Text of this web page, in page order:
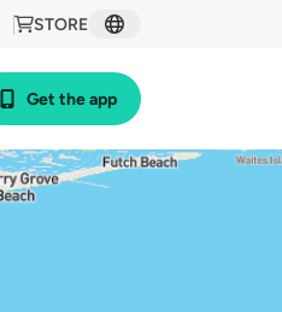
STORE
Get the app